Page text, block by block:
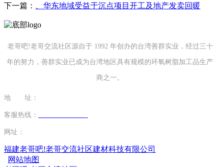
下一篇：
、华东地域受益于沉点项目开工及地产发卖回暖
老哥吧!老哥交流社区源自于 1992 年创办的台湾善群实业，经过三十
年的努力，善群实业已成为台湾地区具有规模的环氧树脂加工品生产
商之一。
地 址：
客服热线：
网址：
福建老哥吧!老哥交流社区建材科技有限公司
网站地图